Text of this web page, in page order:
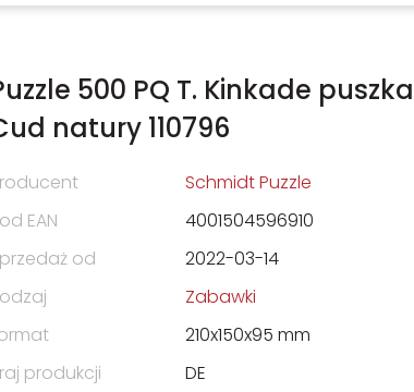
500 PQ T. Kinkade puszka
natury 110796
Schmidt Puzzle
EAN
4001504596910
od
2022-03-14
Zabawki
210x150x95 mm
produkcji
DE